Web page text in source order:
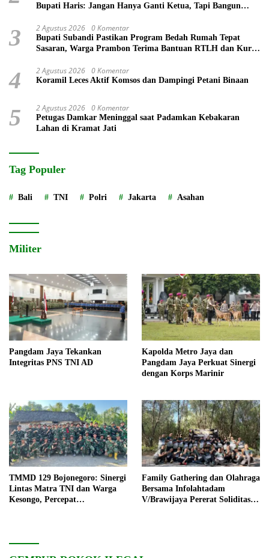
Bupati Haris: Jangan Hanya Ganti Ketua, Tapi Bangun
3 2 Agustus 2026 0 Komentar
Bupati Subandi Pastikan Program Bedah Rumah Tepat
Sasaran, Warga Prambon Terima Bantuan RTLH dan Kursi
4 2 Agustus 2026 0 Komentar
Koramil Leces Aktif Komsos dan Dampingi Petani Binaan
5 2 Agustus 2026 0 Komentar
Petugas Damkar Meninggal saat Padamkan Kebakaran
Lahan di Kramat Jati
Tag Populer
Bali TNI Polri Jakarta Asahan
Militer
Pangdam Jaya Tekankan
Integritas PNS TNI AD
Kapolda Metro Jaya dan
Pangdam Jaya Perkuat Sinergi
dengan Korps Marinir
TMMD 129 Bojonegoro: Sinergi
Lintas Matra TNI dan Warga
Kesongo, Percepat
Family Gathering dan Olahraga
Bersama Infolahtadam
V/Brawijaya Pererat Soliditas